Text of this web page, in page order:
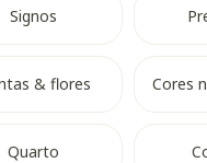
Signos
& flores Cores
Quarto